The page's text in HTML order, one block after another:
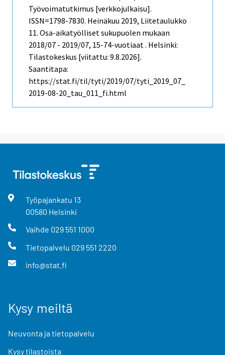
Työvoimatutkimus [verkkojulkaisu].
ISSN=1798-7830. Heinäkuu 2019, Liitetaulukko
11. Osa-aikatyölliset sukupuolen mukaan
2018/07 - 2019/07, 15-74-vuotiaat . Helsinki:
Tilastokeskus [viitattu: 9.8.2026].
Saantitapa:
https://stat.fi/til/tyti/2019/07/tyti_2019_07_
2019-08-20_tau_011_fi.html
Työpajankatu 13
00580 Helsinki
Vaihde 029 551 1000
Tietopalvelu 029 551 2220
info@stat.fi
Kysy meiltä
Neuvonta ja tietopalvelu
Kysy tilastoista